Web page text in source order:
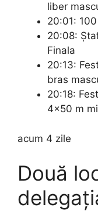
liber
20:01:
20:08:
Finala
20:13:
bras
20:18:
4×50 m
acum 4 zile
Două